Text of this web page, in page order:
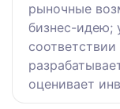
рыночные
бизнес-идею;
оценивает